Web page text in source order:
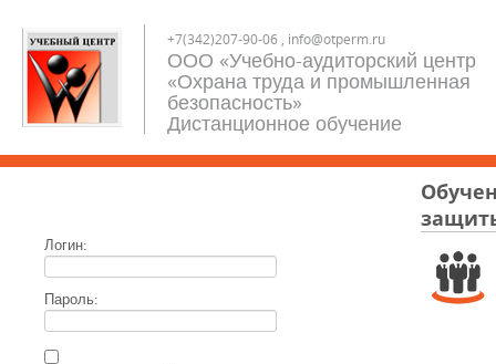
+7(342)207-90-06 , info@otperm.ru
ООО «Учебно-аудиторский центр
«Охрана труда и промышленная
безопасность»
Дистанционное обучение
Логин:
Пароль: